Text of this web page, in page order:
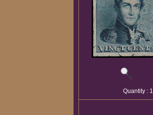
Quantity : 1